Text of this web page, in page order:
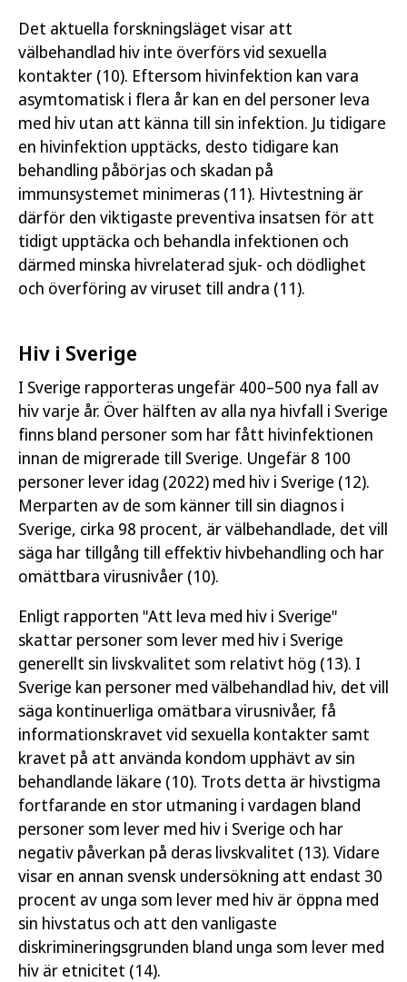
Det aktuella forskningsläget visar att
välbehandlad hiv inte överförs vid sexuella
kontakter (10). Eftersom hivinfektion kan vara
asymtomatisk i flera år kan en del personer leva
med hiv utan att känna till sin infektion. Ju tidigare
en hivinfektion upptäcks, desto tidigare kan
behandling påbörjas och skadan på
immunsystemet minimeras (11). Hivtestning är
därför den viktigaste preventiva insatsen för att
tidigt upptäcka och behandla infektionen och
därmed minska hivrelaterad sjuk- och dödlighet
och överföring av viruset till andra (11).
Hiv i Sverige
I Sverige rapporteras ungefär 400–500 nya fall av
hiv varje år. Över hälften av alla nya hivfall i Sverige
finns bland personer som har fått hivinfektionen
innan de migrerade till Sverige. Ungefär 8 100
personer lever idag (2022) med hiv i Sverige (12).
Merparten av de som känner till sin diagnos i
Sverige, cirka 98 procent, är välbehandlade, det vill
säga har tillgång till effektiv hivbehandling och har
omättbara virusnivåer (10).
Enligt rapporten "Att leva med hiv i Sverige"
skattar personer som lever med hiv i Sverige
generellt sin livskvalitet som relativt hög (13). I
Sverige kan personer med välbehandlad hiv, det vill
säga kontinuerliga omätbara virusnivåer, få
informationskravet vid sexuella kontakter samt
kravet på att använda kondom upphävt av sin
behandlande läkare (10). Trots detta är hivstigma
fortfarande en stor utmaning i vardagen bland
personer som lever med hiv i Sverige och har
negativ påverkan på deras livskvalitet (13). Vidare
visar en annan svensk undersökning att endast 30
procent av unga som lever med hiv är öppna med
sin hivstatus och att den vanligaste
diskrimineringsgrunden bland unga som lever med
hiv är etnicitet (14).